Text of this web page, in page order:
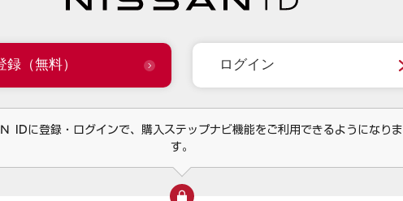
録（無料） ログイン
IDに登録・ログインで、購入ステップナビ機能をご利用できるようになりま
す。